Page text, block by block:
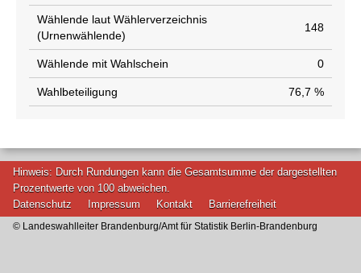
Wählende laut Wählerverzeichnis
(Urnenwählende)
148
Wählende mit Wahlschein 0
Wahlbeteiligung 76,7 %
Hinweis: Durch Rundungen kann die Gesamtsumme der dargestellten
Prozentwerte von 100 abweichen.
Datenschutz
Impressum Kontakt Barrierefreiheit
© Landeswahlleiter Brandenburg/Amt für Statistik Berlin-Brandenburg